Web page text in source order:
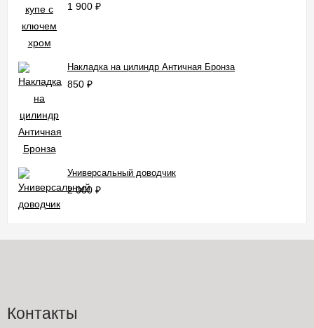
1 900 ₽
Накладка на цилиндр Античная Бронза
850 ₽
Универсальный доводчик
2 000 ₽
Контакты